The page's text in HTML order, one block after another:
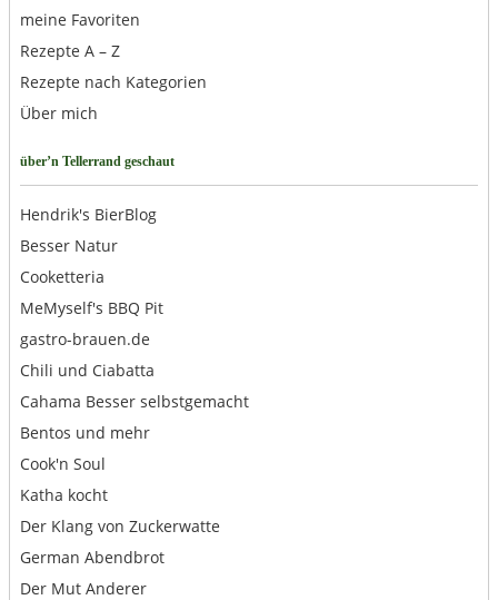
meine Favoriten
Rezepte A – Z
Rezepte nach Kategorien
Über mich
über’n Tellerrand geschaut
Hendrik's BierBlog
Besser Natur
Cooketteria
MeMyself's BBQ Pit
gastro-brauen.de
Chili und Ciabatta
Cahama Besser selbstgemacht
Bentos und mehr
Cook'n Soul
Katha kocht
Der Klang von Zuckerwatte
German Abendbrot
Der Mut Anderer